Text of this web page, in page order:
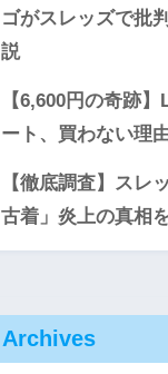
ゴがスレッズで批
説
【6,600円の奇跡
ート、買わない理
【徹底調査】スレ
古着」炎上の真相
Archives